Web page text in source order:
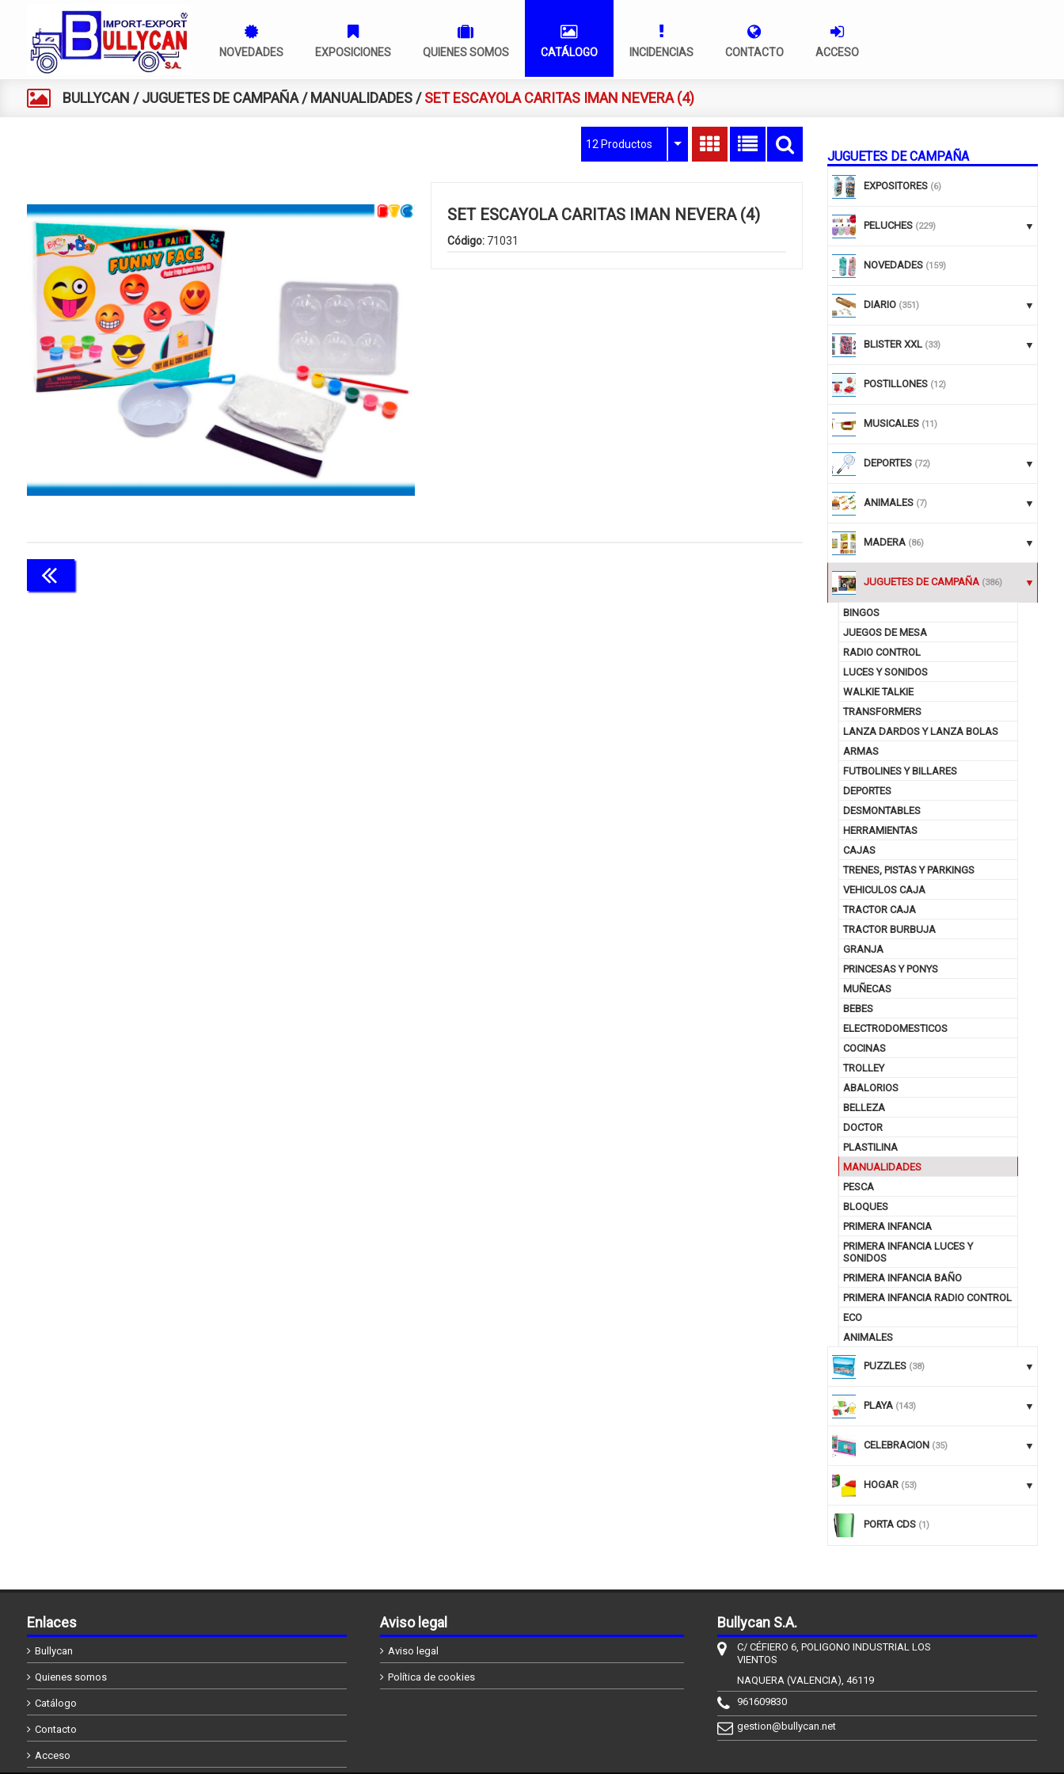
NOVEDADES EXPOSICIONES QUIENES SOMOS CATÁLOGO INCIDENCIAS CONTACTO ACCESO
BULLYCAN /JUGUETES DE CAMPAÑA/ MANUALIDADES/SET ESCAYOLA CARITAS IMAN NEVERA (4)
JUGUETES DE CAMPAÑA
EXPOSITORES (6)
PELUCHES (229)
NOVEDADES (159)
DIARIO (351)
BLISTER XXL (33)
POSTILLONES (12)
MUSICALES (11)
DEPORTES (72)
ANIMALES (7)
MADERA (86)
JUGUETES DE CAMPAÑA (386)
BINGOS
JUEGOS DE MESA
RADIO CONTROL
LUCES Y SONIDOS
WALKIE TALKIE
TRANSFORMERS
LANZA DARDOS Y LANZA BOLAS
ARMAS
FUTBOLINES Y BILLARES
DEPORTES
DESMONTABLES
HERRAMIENTAS
CAJAS
TRENES, PISTAS Y PARKINGS
VEHICULOS CAJA
TRACTOR CAJA
TRACTOR BURBUJA
GRANJA
PRINCESAS Y PONYS
MUÑECAS
BEBES
ELECTRODOMESTICOS
COCINAS
TROLLEY
ABALORIOS
BELLEZA
DOCTOR
PLASTILINA
MANUALIDADES
PESCA
BLOQUES
PRIMERA INFANCIA
PRIMERA INFANCIA LUCES Y
SONIDOS
PRIMERA INFANCIA BAÑO
PRIMERA INFANCIA RADIO CONTROL
ECO
ANIMALES
PUZZLES (38)
PLAYA (143)
CELEBRACION (35)
HOGAR (53)
PORTA CDS (1)
12 Productos
SET ESCAYOLA CARITAS IMAN NEVERA (4)
Código:71031
Enlaces
Bullycan
Quienes somos
Catálogo
Contacto
Acceso
Aviso legal
Aviso legal
Política de cookies
Bullycan S.A.
C/ CÉFIERO 6, POLIGONO INDUSTRIAL LOS
VIENTOS
NAQUERA (VALENCIA), 46119
961609830
gestion@bullycan.net